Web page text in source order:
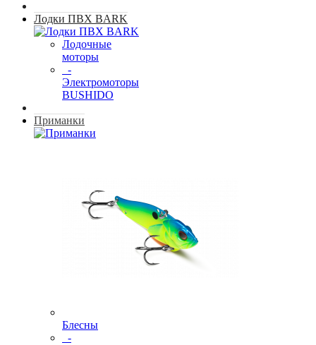
Лодки ПВХ BARK
Лодочные
моторы
-
Электромоторы
BUSHIDO
Приманки
Блесны
-